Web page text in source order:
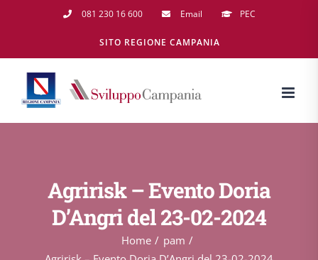
081 230 16 600 Email PEC
SITO REGIONE CAMPANIA
Agririsk – Evento Doria
D’Angri del 23-02-2024
Home
pam